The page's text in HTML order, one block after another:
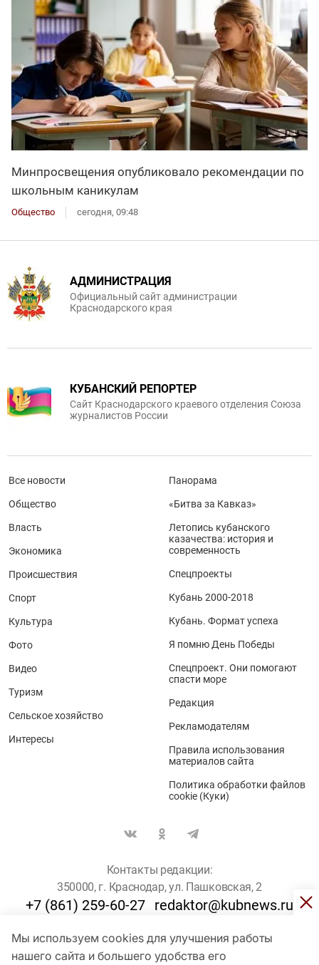
Минпросвещения опубликовало рекомендации по
школьным каникулам
Общество сегодня, 09:48
Мы используем cookies для улучшения работы
нашего сайта и большего удобства его
АДМИНИСТРАЦИЯ
Официальный сайт администрации
Краснодарского края
КУБАНСКИЙ РЕПОРТЕР
Сайт Краснодарского краевого отделения Союза
журналистов России
Все новости
Общество
Власть
Экономика
Происшествия
Спорт
Культура
Фото
Видео
Туризм
Сельское хозяйство
Интересы
Панорама
«Битва за Кавказ»
Летопись кубанского
казачества: история и
современность
Спецпроекты
Кубань 2000-2018
Кубань. Формат успеха
Я помню День Победы
Спецпроект. Они помогают
спасти море
Редакция
Рекламодателям
Правила использования
материалов сайта
Политика обработки файлов
cookie (Куки)
Контакты редакции:
350000, г. Краснодар, ул. Пашковская, 2
+7 (861) 259-60-27 redaktor@kubnews.ru
Для пользователей старше 16 лет